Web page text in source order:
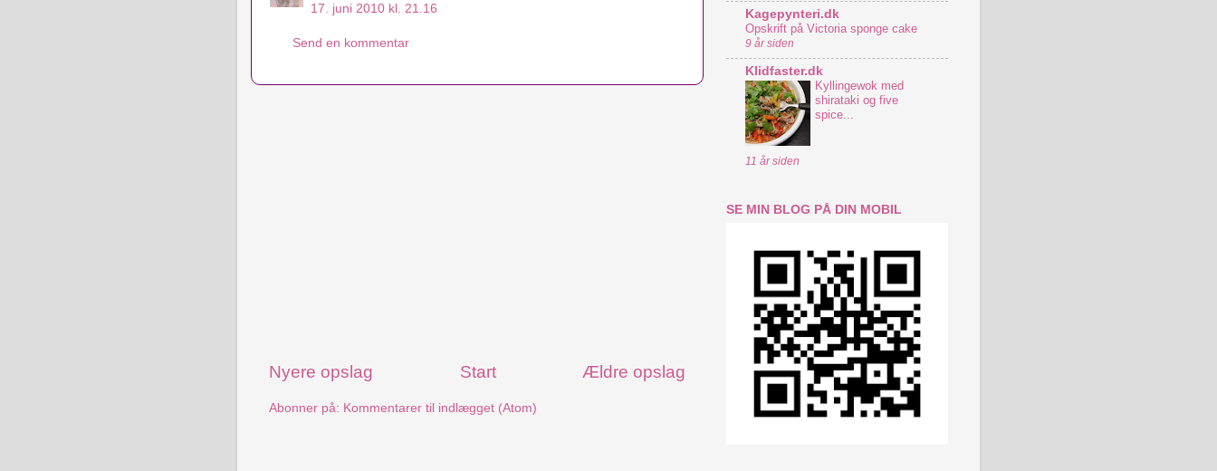
17. juni 2010 kl. 21.16
Send en kommentar
Nyere opslag Ældre opslag
Start
Abonner på: Kommentarer til indlægget (Atom)
Kagepynteri.dk
Opskrift på Victoria sponge cake
9 år siden
Klidfaster.dk
Kyllingewok med
shirataki og five
spice...
11 år siden
SE MIN BLOG PÅ DIN MOBIL